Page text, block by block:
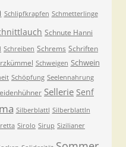
Schlipfkrapfen Schmetterlinge
Schnute Hanni
Schreiben Schrems Schriften
Schweigen Schwein
Schöpfung Seelennahrung
Sellerie Senf
Silberblattl Silberblattln
Sirolo Sirup Sizilianer